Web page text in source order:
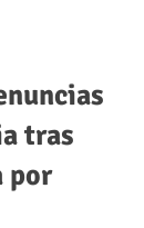
tras
por